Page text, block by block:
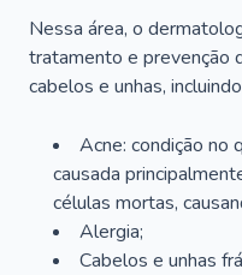
Nessa área, o
tratamento e prevenção
cabelos e unhas,
Acne: condição no
causada
células mortas,
Alergia;
Cabelos e unhas